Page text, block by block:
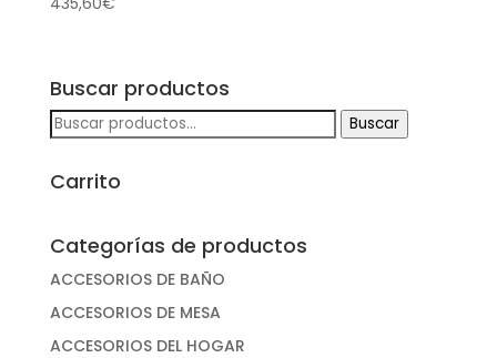
Buscar productos
Buscar
por:
Buscar
Carrito
Categorías de productos
ACCESORIOS DE BAÑO
ACCESORIOS DE MESA
ACCESORIOS DEL HOGAR